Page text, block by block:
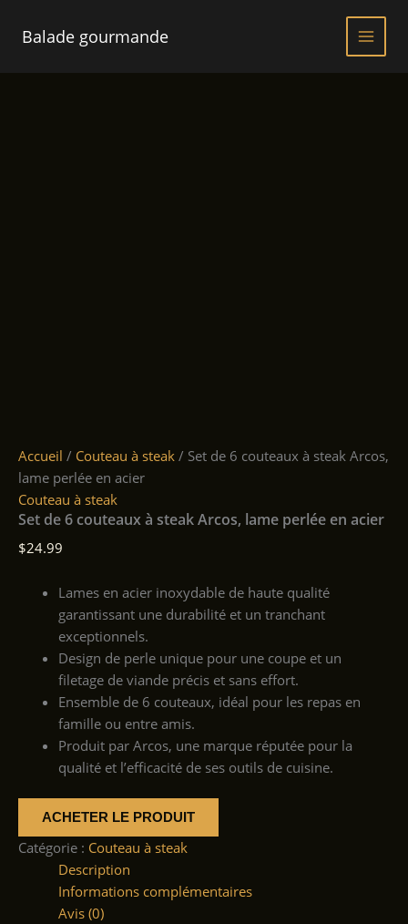
Balade gourmande
Accueil / Couteau à steak / Set de 6 couteaux à steak Arcos,
lame perlée en acier
Couteau à steak
Set de 6 couteaux à steak Arcos, lame perlée en acier
$24.99
Lames en acier inoxydable de haute qualité
garantissant une durabilité et un tranchant
exceptionnels.
Design de perle unique pour une coupe et un
filetage de viande précis et sans effort.
Ensemble de 6 couteaux, idéal pour les repas en
famille ou entre amis.
Produit par Arcos, une marque réputée pour la
qualité et l’efficacité de ses outils de cuisine.
ACHETER LE PRODUIT
Catégorie : Couteau à steak
Description
Informations complémentaires
Avis (0)